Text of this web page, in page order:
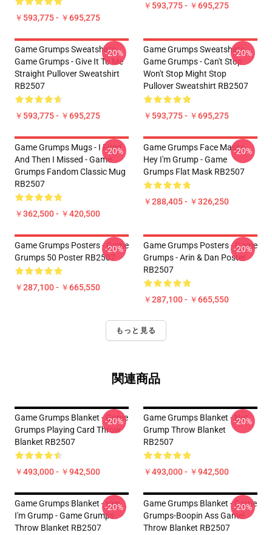
￥593,775 - ￥695,275
￥593,775 - ￥695,275
Game Grumps Sweatshirts -
Game Grumps - Give It To Me
Straight Pullover Sweatshirt
RB2507
￥593,775 - ￥695,275
-20%
Game Grumps Sweatshirts -
Game Grumps - Can't Stop
Won't Stop Might Stop
Pullover Sweatshirt RB2507
￥593,775 - ￥695,275
-20%
Game Grumps Mugs - I Fired
And Then I Missed - Game
Grumps Fandom Classic Mug
RB2507
￥362,500 - ￥420,500
-20%
Game Grumps Face Masks -
Hey I'm Grump - Game
Grumps Flat Mask RB2507
￥288,405 - ￥326,250
-20%
Game Grumps Posters - Game
Grumps 50 Poster RB2507
￥287,100 - ￥665,550
-20%
Game Grumps Posters - Game
Grumps - Arin & Dan Poster
RB2507
￥287,100 - ￥665,550
-20%
もっと見る
関連商品
Game Grumps Blanket - Game
Grumps Playing Card Throw
Blanket RB2507
￥493,000 - ￥942,500
-20%
Game Grumps Blanket - Not
Grump Throw Blanket
RB2507
￥493,000 - ￥942,500
-20%
Game Grumps Blanket - Hey
I'm Grump - Game Grumps
Throw Blanket RB2507
-20%
Game Grumps Blanket - Game
Grumps-Boopin Ass Game!
Throw Blanket RB2507
-20%